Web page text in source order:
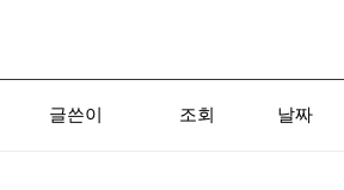
글쓴이 조회 날짜